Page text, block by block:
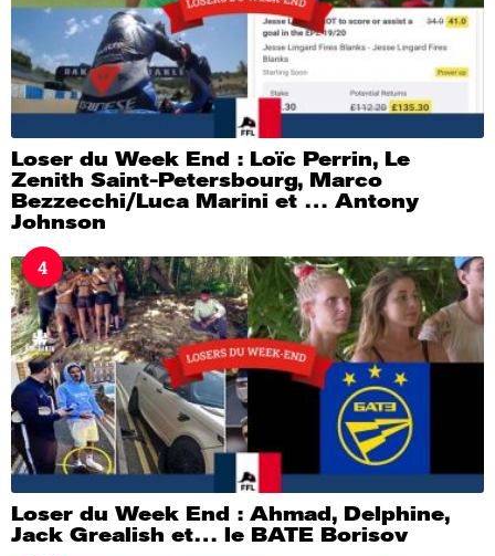
Loser du Week End : Loïc Perrin, Le
Zenith Saint-Petersbourg, Marco
Bezzecchi/Luca Marini et … Antony
Johnson
4
Loser du Week End : Ahmad, Delphine,
Jack Grealish et… le BATE Borisov